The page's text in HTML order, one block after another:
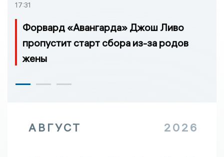
17:31
Форвард «Авангарда» Джош Ливо
пропустит старт сбора из-за родов
жены
АВГУСТ 2026